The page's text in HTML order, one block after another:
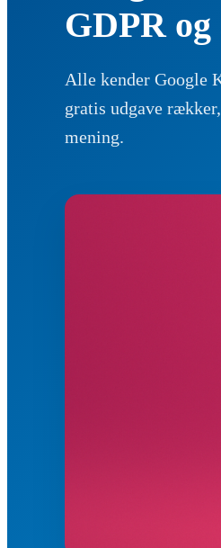
GDPR
Alle kender Google
gratis udgave
mening.